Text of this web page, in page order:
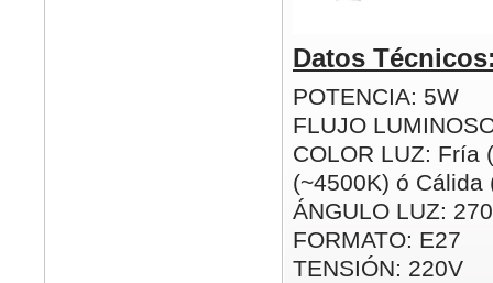
Datos
POTENCIA: 5W
FLUJO
COLOR LUZ: Fría
(~4500K) ó Cálida
ÁNGULO LUZ:
FORMATO: E27
TENSIÓN: 220V